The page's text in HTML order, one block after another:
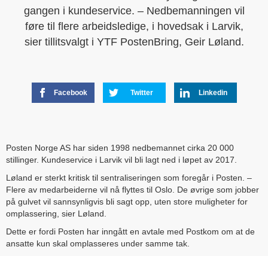
gangen i kundeservice. – Nedbemanningen vil
føre til flere arbeidsledige, i hovedsak i Larvik,
sier tillitsvalgt i YTF PostenBring, Geir Løland.
Facebook Twitter Linkedin
Posten Norge AS har siden 1998 nedbemannet cirka 20 000
stillinger. Kundeservice i Larvik vil bli lagt ned i løpet av 2017.
Løland er sterkt kritisk til sentraliseringen som foregår i Posten. –
Flere av medarbeiderne vil nå flyttes til Oslo. De øvrige som jobber
på gulvet vil sannsynligvis bli sagt opp, uten store muligheter for
omplassering, sier Løland.
Dette er fordi Posten har inngått en avtale med Postkom om at de
ansatte kun skal omplasseres under samme tak.